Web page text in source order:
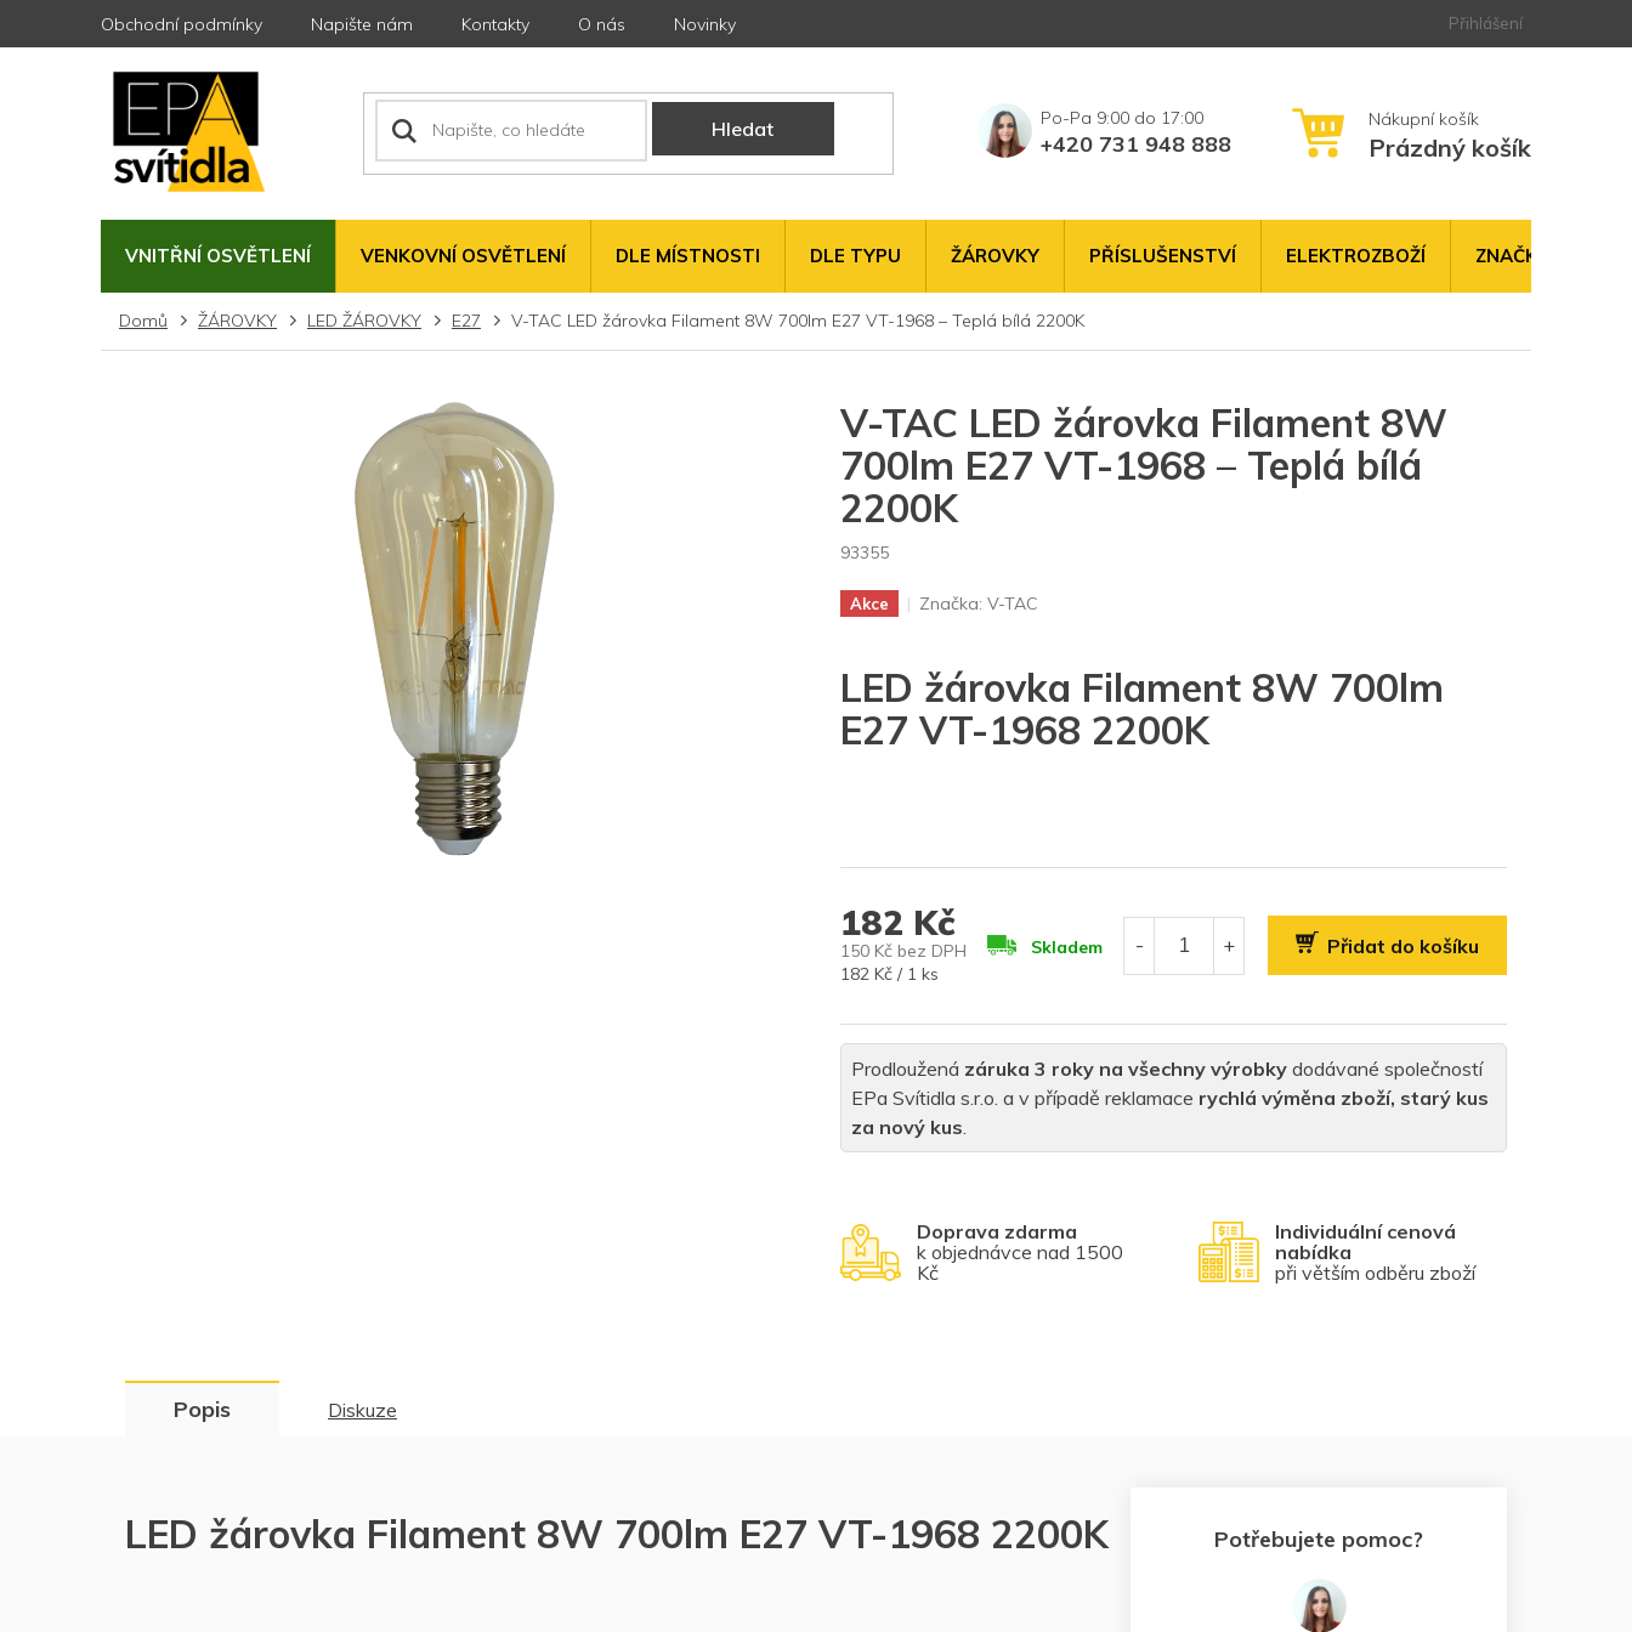
Obchodní podmínky Napište nám Kontakty O nás Novinky Přihlášení
Hledat
+420 731 948 888
NÁKUPNÍPrázdný košík
VNITŘNÍ OSVĚTLENÍ VENKOVNÍ OSVĚTLENÍ DLE MÍSTNOSTI DLE TYPU ŽÁROVKY PŘÍSLUŠENSTVÍ ELEKTROZBOŽÍ ZNAČKY
Domů ŽÁROVKY LED ŽÁROVKY E27 V-TAC LED žárovka Filament 8W 700lm E27 VT-1968 – Teplá bílá 2200K
LED žárovka Filament 8W 700lm
E27 VT-1968 2200K
Doprava zdarma
k objednávce nad 1500
Kč
Individuální cenová
nabídka
při větším odběru zboží
Prodloužená záruka 3 roky na všechny výrobky dodávané společností
EPa Svítidla s.r.o. a v případě reklamace rychlá výměna zboží, starý kus
za nový kus
182 Kč
150 Kč bez DPH
Měrná
182 Kč / 1 ks
Skladem Přidat do košíku
V-TAC LED žárovka Filament 8W
700lm E27 VT-1968 – Teplá bílá
2200K
93355
Akce Značka:V-TAC
Popis Diskuze
LED žárovka Filament 8W 700lm E27 VT-1968 2200K Potřebujete pomoc?